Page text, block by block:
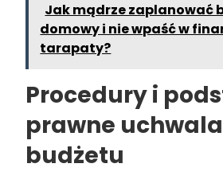
Jak mądrze zaplanować
domowy i nie wpaść w
tarapaty?
Procedury i
prawne
budżetu